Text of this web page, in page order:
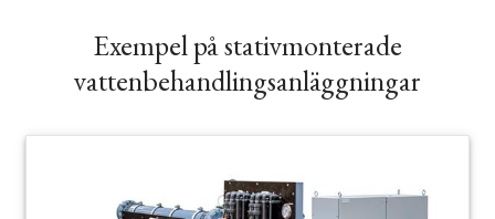
Exempel på stativmonterade
vattenbehandlingsanläggningar